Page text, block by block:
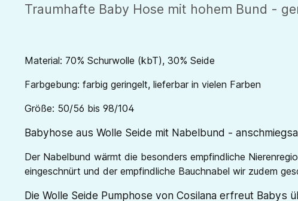
Traumhafte Baby Hose mit hohem Bund -
Material: 70% Schurwolle (kbT), 30% Seide
Farbgebung: farbig geringelt, lieferbar in vielen Farben
Größe: 50/56 bis 98/104
Babyhose aus Wolle Seide mit Nabelbund -
Der Nabelbund wärmt die besonders empfindliche
eingeschnürt und der empfindliche Bauchnabel wir zudem
Die Wolle Seide Pumphose von Cosilana erfreut Babys